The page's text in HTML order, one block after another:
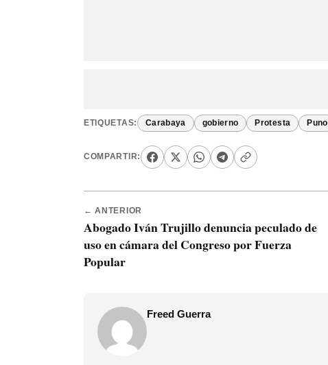
ETIQUETAS: Carabaya gobierno Protesta Puno
COMPARTIR:
← ANTERIOR
Abogado Iván Trujillo denuncia peculado de
uso en cámara del Congreso por Fuerza
Popular
Freed Guerra